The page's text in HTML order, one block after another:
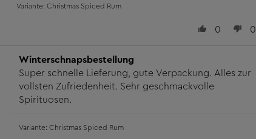
0 0
Christmas Spiced Rum
Winterschnapsbestellung
Super schnelle Lieferung, gute Verpackung. Alles zur
vollsten Zufriedenheit. Sehr geschmackvolle
Spirituosen.
Christmas Spiced Rum